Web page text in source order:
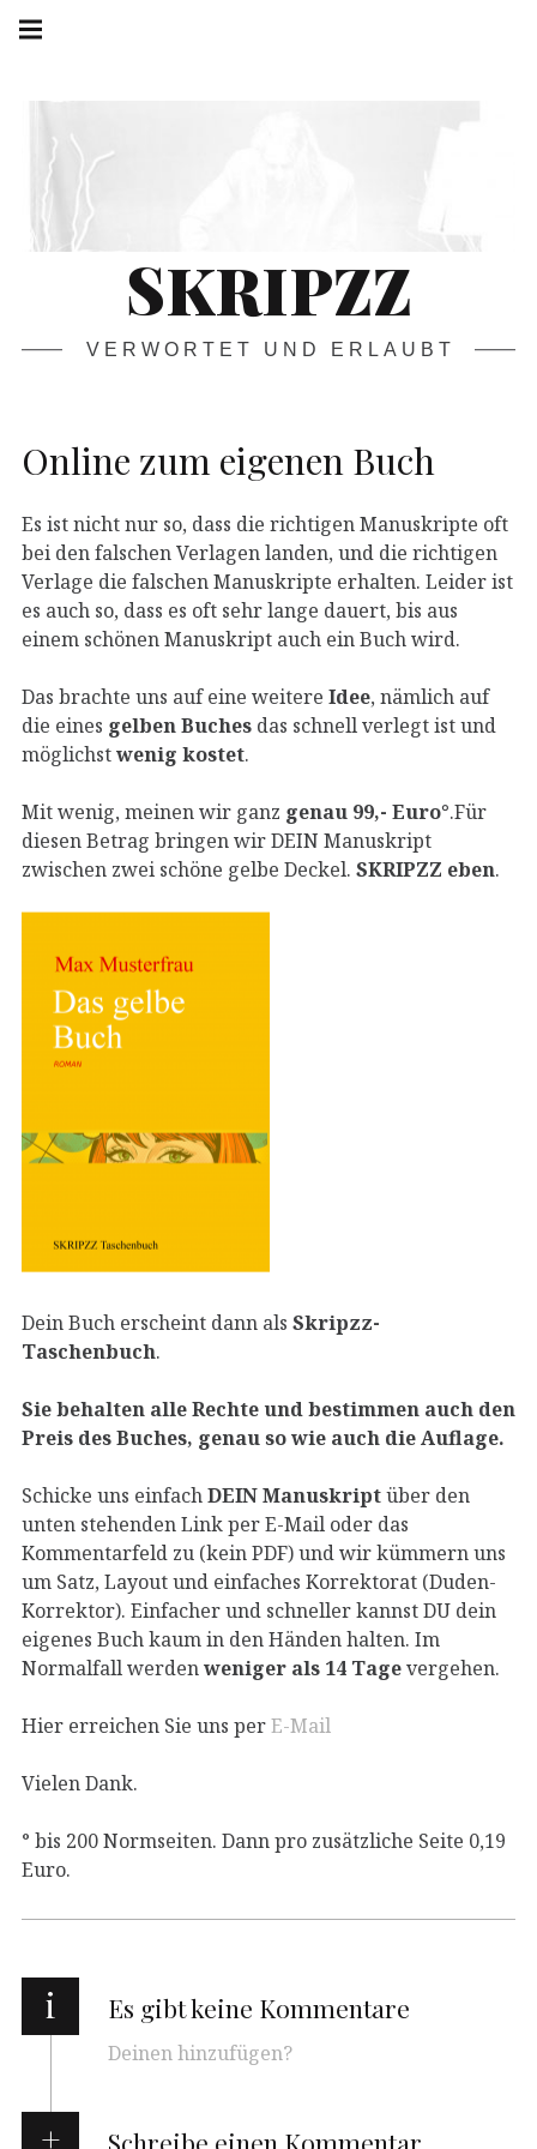
Springe
zum
SKRIPZZ
VERWORTET UND ERLAUBT
Online zum eigenen Buch
Es ist nicht nur so, dass die richtigen Manuskripte oft
bei den falschen Verlagen landen, und die richtigen
Verlage die falschen Manuskripte erhalten. Leider ist
es auch so, dass es oft sehr lange dauert, bis aus
einem schönen Manuskript auch ein Buch wird.
Das brachte uns auf eine weitere Idee, nämlich auf
die eines gelben Buches das schnell verlegt ist und
möglichstwenig kostet.
Mit wenig, meinen wir ganz genau 99,- Euro°.Für
diesen Betrag bringen wir DEIN Manuskript
zwischen zwei schöne gelbe Deckel. SKRIPZZ eben.
Dein Buch erscheint dann als Skripzz-
Taschenbuch.
Sie behalten alle Rechte und bestimmen auch den
Preis des Buches, genau so wie auch die Auflage.
Schicke uns einfachDEIN Manuskriptüber den
unten stehenden Link per E-Mail oder das
Kommentarfeld zu (kein PDF) und wir kümmern uns
um Satz, Layout und einfaches Korrektorat (Duden-
Korrektor). Einfacher und schneller kannst DU dein
eigenes Buch kaum in den Händen halten. Im
Normalfall werdenweniger als 14 Tagevergehen.
Hier erreichen Sie uns perE-Mail
Vielen Dank.
° bis 200 Normseiten. Dann pro zusätzliche Seite 0,19
Euro.
i Es gibt keine Kommentare
Deinen hinzufügen?
Schreibe einen Kommentar